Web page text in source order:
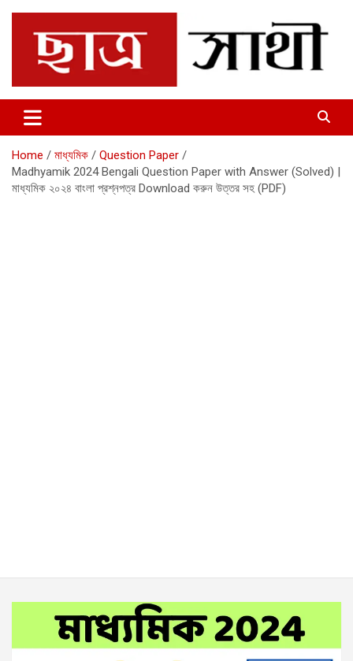
content
Chhatrosathi
Home মাধ্যমিক
Question Paper
Madhyamik 2024 Bengali Question Paper with Answer (Solved) |
মাধ্যমিক ২০২৪ বাংলা প্রশ্নপত্র Download করুন উত্তর সহ (PDF)